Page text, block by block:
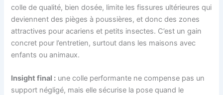
colle de qualité, bien dosée, limite les fissures ultérieures qui
deviennent des pièges à poussières, et donc des zones
attractives pour acariens et petits insectes. C’est un gain
concret pour l’entretien, surtout dans les maisons avec
enfants ou animaux.
Insight final : une colle performante ne compense pas un
support négligé, mais elle sécurise la pose quand le